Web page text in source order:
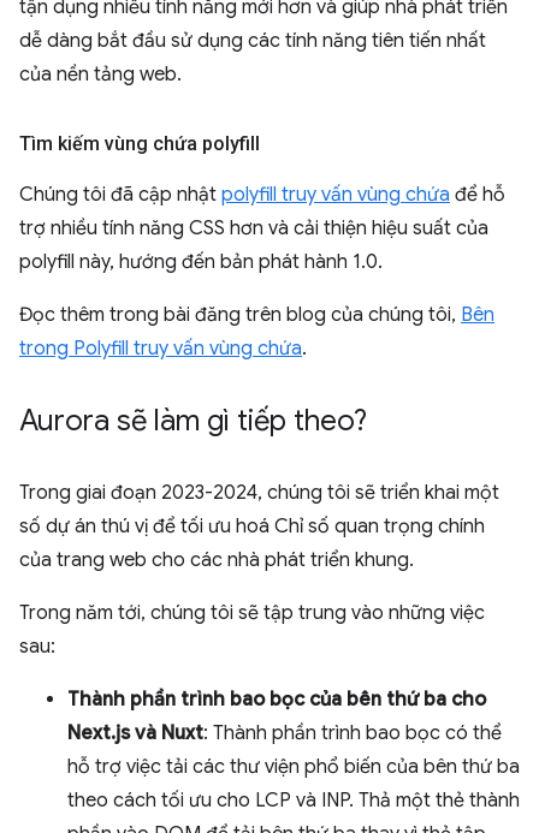
tận dụng nhiều tính năng mới hơn và giúp nhà phát triển
dễ dàng bắt đầu sử dụng các tính năng tiên tiến nhất
của nền tảng web.
Tìm kiếm vùng chứa polyfill
Chúng tôi đã cập nhật polyfill truy vấn vùng chứa để hỗ
trợ nhiều tính năng CSS hơn và cải thiện hiệu suất của
polyfill này, hướng đến bản phát hành 1.0.
Đọc thêm trong bài đăng trên blog của chúng tôi, Bên
trong Polyfill truy vấn vùng chứa.
Aurora sẽ làm gì tiếp theo?
Trong giai đoạn 2023-2024, chúng tôi sẽ triển khai một
số dự án thú vị để tối ưu hoá Chỉ số quan trọng chính
của trang web cho các nhà phát triển khung.
Trong năm tới, chúng tôi sẽ tập trung vào những việc
sau:
Thành phần trình bao bọc của bên thứ ba cho
Next.js và Nuxt: Thành phần trình bao bọc có thể
hỗ trợ việc tải các thư viện phổ biến của bên thứ ba
theo cách tối ưu cho LCP và INP. Thả một thẻ thành